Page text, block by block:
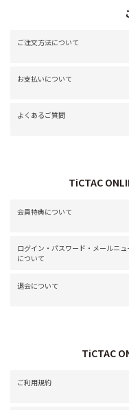
ご注文方法について
お支払いについて
よくあるご質問
TiCTAC
会員特典について
ログイン・パスワード・メールニュ
について
退会について
TiCTAC
ご利用規約